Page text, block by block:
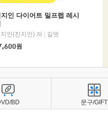
지인 다이어트 밀프렙 레시
인(진지인) 저
길벗
원
BD 문구/GIFT